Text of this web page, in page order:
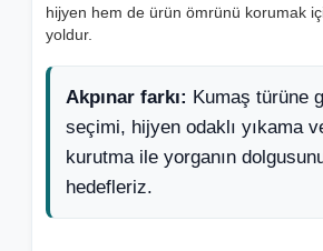
hijyen hem de ürün ömrünü korumak
yoldur.
Akpınar farkı: Kumaş türüne
seçimi, hijyen odaklı yıkama
kurutma ile yorganın
hedefleriz.